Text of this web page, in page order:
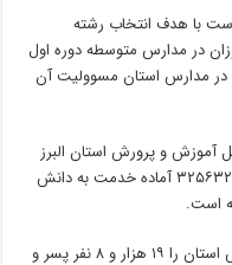
با هدف انتخاب رشته
در مدارس متوسطه دوره اول
مشاور تحصیلی در مدارس استان مسوولیت آن
آموزش و پرورش استان البرز
نیز به صورت حضوری و یا تلفنی با شماره ۳۲۵۶۳۲۲۴ آماده خدمت به دانش
است.
وی تاکید کرد: : دانش آموزان پایه نهم مدارس استان را ۱۹ هزار و ۸ نفر پسر و